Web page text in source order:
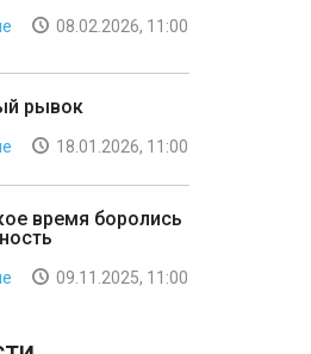
08.02.2026, 11:00
рывок
18.01.2026, 11:00
время боролись
09.11.2025, 11:00